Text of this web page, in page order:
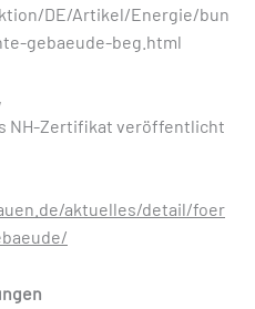
DE/Artikel/Energie/bun
gebaeude-beg.html
,
NH-Zertifikat veröffentlicht
aktuelles/detail/foer